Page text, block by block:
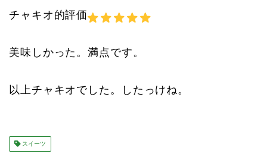
チャキオ的評価
美味しかった。満点です。
以上チャキオでした。したっけね。
スイーツ